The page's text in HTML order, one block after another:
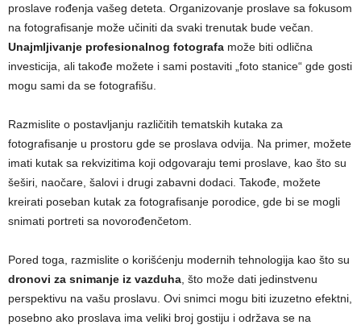
proslave rođenja vašeg deteta. Organizovanje proslave sa fokusom
na fotografisanje može učiniti da svaki trenutak bude večan.
Unajmljivanje profesionalnog fotografa može biti odlična
investicija, ali takođe možete i sami postaviti „foto stanice“ gde gosti
mogu sami da se fotografišu.
Razmislite o postavljanju različitih tematskih kutaka za
fotografisanje u prostoru gde se proslava odvija. Na primer, možete
imati kutak sa rekvizitima koji odgovaraju temi proslave, kao što su
šeširi, naočare, šalovi i drugi zabavni dodaci. Takođe, možete
kreirati poseban kutak za fotografisanje porodice, gde bi se mogli
snimati portreti sa novorođenčetom.
Pored toga, razmislite o korišćenju modernih tehnologija kao što su
dronovi za snimanje iz vazduha , što može dati jedinstvenu
perspektivu na vašu proslavu. Ovi snimci mogu biti izuzetno efektni,
posebno ako proslava ima veliki broj gostiju i održava se na